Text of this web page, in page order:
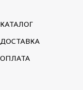
КАТАЛОГ
ДОСТАВКА
ОПЛАТА